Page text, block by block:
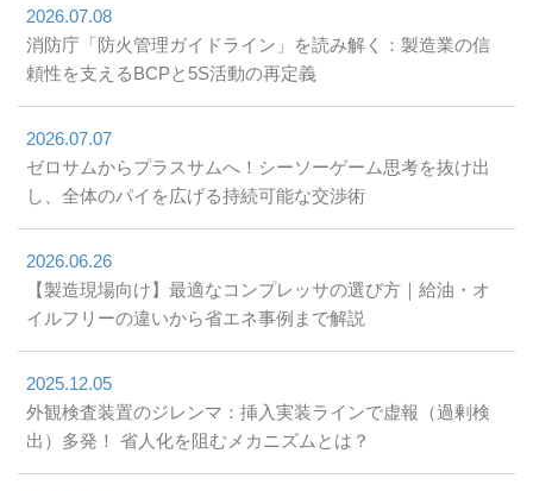
2026.07.08
消防庁「防火管理ガイドライン」を読み解く：製造業の信
頼性を支えるBCPと5S活動の再定義
2026.07.07
ゼロサムからプラスサムへ！シーソーゲーム思考を抜け出
し、全体のパイを広げる持続可能な交渉術
2026.06.26
【製造現場向け】最適なコンプレッサの選び方｜給油・オ
イルフリーの違いから省エネ事例まで解説
2025.12.05
外観検査装置のジレンマ：挿入実装ラインで虚報（過剰検
出）多発！ 省人化を阻むメカニズムとは？